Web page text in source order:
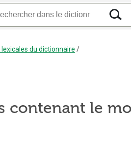
du dictionnaire /
contenant le